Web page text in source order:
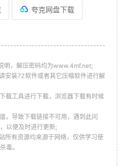
夸克网盘下载
明，解压密码均为www.4mf.net;
安装7Z软件或者其它压缩软件进行解
载工具进行下载，浏览器下载有时候
，导致下载链接不可用，遇到此问
以便及时进行更新;
所有资源均来源于网络，仅供学习使
毒。